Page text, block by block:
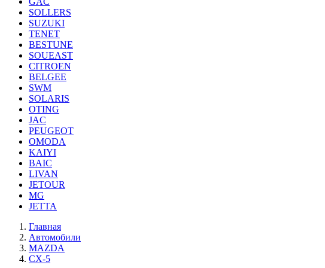
SOLLERS
SUZUKI
TENET
BESTUNE
SOUEAST
CITROEN
BELGEE
SWM
SOLARIS
OTING
JAC
PEUGEOT
OMODA
KAIYI
BAIC
LIVAN
JETOUR
MG
JETTA
Главная
Автомобили
MAZDA
CX-5